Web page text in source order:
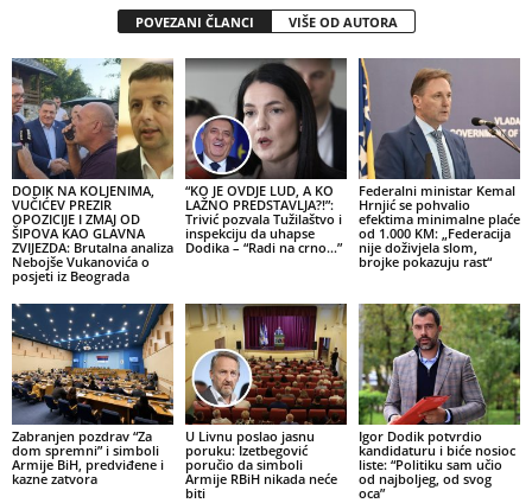
POVEZANI ČLANCI VIŠE OD AUTORA
DODIK NA KOLJENIMA,
VUČIĆEV PREZIR
OPOZICIJE I ZMAJ OD
ŠIPOVA KAO GLAVNA
ZVIJEZDA: Brutalna analiza
Nebojše Vukanovića o
posjeti iz Beograda
“KO JE OVDJE LUD, A KO
LAŽNO PREDSTAVLJA?!”:
Trivić pozvala Tužilaštvo i
inspekciju da uhapse
Dodika – “Radi na crno…”
Federalni ministar Kemal
Hrnjić se pohvalio
efektima minimalne plaće
od 1.000 KM: „Federacija
nije doživjela slom,
brojke pokazuju rast“
Zabranjen pozdrav “Za
dom spremni” i simboli
Armije BiH, predviđene i
kazne zatvora
U Livnu poslao jasnu
poruku: Izetbegović
poručio da simboli
Armije RBiH nikada neće
biti
Igor Dodik potvrdio
kandidaturu i biće nosioc
liste: “Politiku sam učio
od najboljeg, od svog
oca”